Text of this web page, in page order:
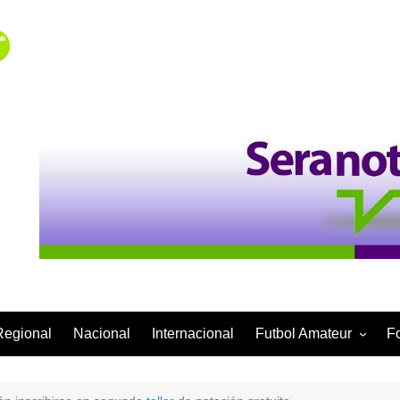
Nacional Internacional Futbol Amateur